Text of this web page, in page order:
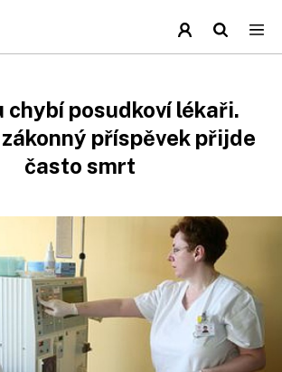
chybí posudkoví lékaři.
příspěvek přijde
často smrt